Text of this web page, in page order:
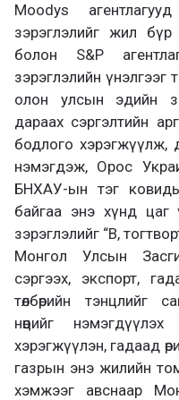
Moodys
зэрэглэлийг жил
болон S&P
зэрэглэлийн үнэлгээг
олон улсын эдийн
дараах сэргэлтийн
бодлого хэрэгжүүлж,
нэмэгдэж, Орос
БНХАУ-ын тэг
байгаа энэ хүнд
зэрэглэлийг “B,
Монгол Улсын
сэргээх, экспорт,
төлбөрийн тэнцлийг
нөөцийг
хэрэгжүүлэн, гадаад
газрын энэ жилийн
хэмжээг авснаар